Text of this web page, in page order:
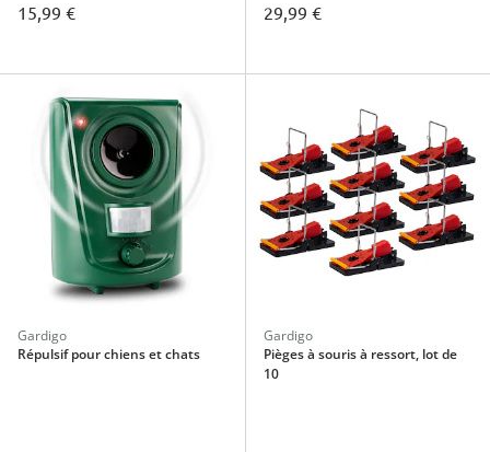
15,99 € 29,99 €
Gardigo
Répulsif pour chiens et chats
Gardigo
Pièges à souris à ressort, lot de
10